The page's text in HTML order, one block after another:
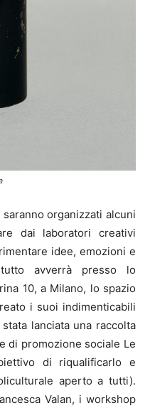
organizzati alcuni
dai laboratori creativi
idee, emozioni e
avverrà presso lo
10, a Milano, lo spazio
i suoi indimenticabili
lanciata una raccolta
di promozione sociale Le
di riqualificarlo e
aperto a tutti).
Valan, i workshop